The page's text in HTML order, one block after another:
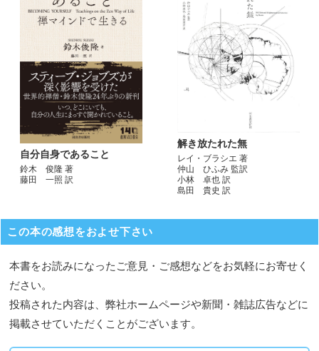
自分自身であること
鈴木 俊隆 著
藤田 一照 訳
解き放たれた無
レイ・ブラシエ 著
仲山 ひふみ 監訳
小林 卓也 訳
島田 貴史 訳
この本の感想をおよせ下さい
本書をお読みになったご意見・ご感想などをお気軽にお寄せく
ださい。
投稿された内容は、弊社ホームページや新聞・雑誌広告などに
掲載させていただくことがございます。